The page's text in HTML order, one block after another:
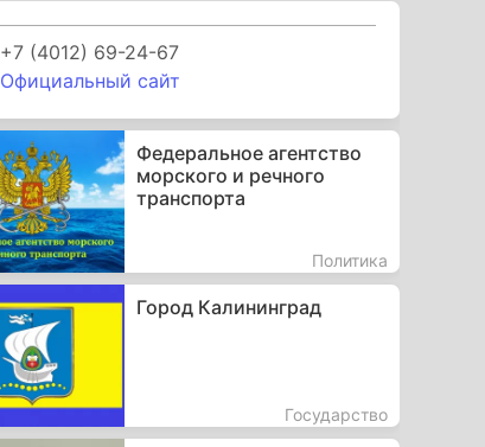
+7 (4012) 69-24-67
Официальный сайт
Федеральное агентство
морского и речного
транспорта
Политика
Город Калининград
Государство